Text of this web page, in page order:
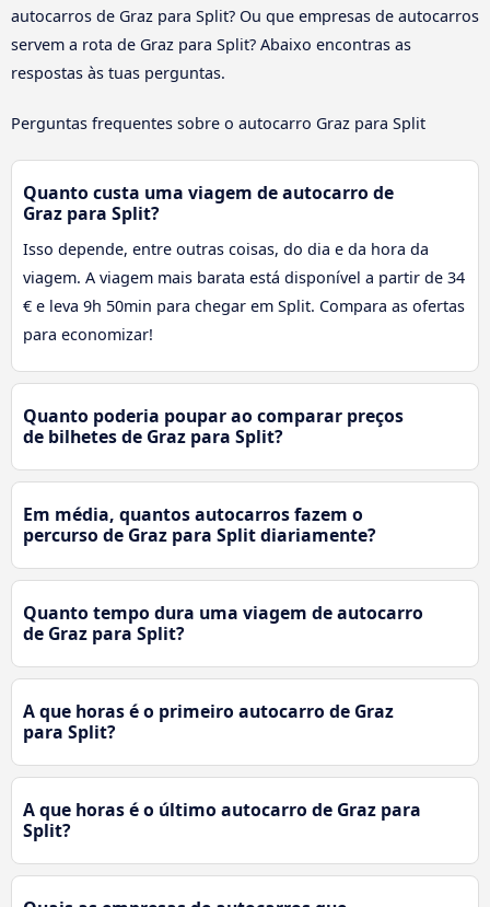
autocarros de Graz para Split? Ou que empresas de autocarros
servem a rota de Graz para Split? Abaixo encontras as
respostas às tuas perguntas.
Perguntas frequentes sobre o autocarro Graz para Split
Quanto custa uma viagem de autocarro de
Graz para Split?
Isso depende, entre outras coisas, do dia e da hora da
viagem. A viagem mais barata está disponível a partir de 34
€ e leva 9h 50min para chegar em Split. Compara as ofertas
para economizar!
Quanto poderia poupar ao comparar preços
de bilhetes de Graz para Split?
Em média, quantos autocarros fazem o
percurso de Graz para Split diariamente?
Quanto tempo dura uma viagem de autocarro
de Graz para Split?
A que horas é o primeiro autocarro de Graz
para Split?
A que horas é o último autocarro de Graz para
Split?